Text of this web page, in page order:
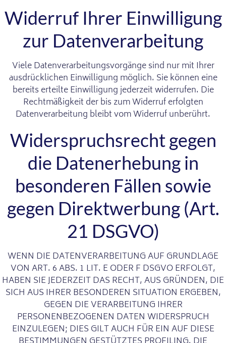
Widerruf Ihrer Einwilligung
zur Datenverarbeitung
Viele Datenverarbeitungsvorgänge sind nur mit Ihrer
ausdrücklichen Einwilligung möglich. Sie können eine
bereits erteilte Einwilligung jederzeit widerrufen. Die
Rechtmäßigkeit der bis zum Widerruf erfolgten
Datenverarbeitung bleibt vom Widerruf unberührt.
Widerspruchsrecht gegen
die Datenerhebung in
besonderen Fällen sowie
gegen Direktwerbung (Art.
21 DSGVO)
WENN DIE DATENVERARBEITUNG AUF GRUNDLAGE
VON ART. 6 ABS. 1 LIT. E ODER F DSGVO ERFOLGT,
HABEN SIE JEDERZEIT DAS RECHT, AUS GRÜNDEN, DIE
SICH AUS IHRER BESONDEREN SITUATION ERGEBEN,
GEGEN DIE VERARBEITUNG IHRER
PERSONENBEZOGENEN DATEN WIDERSPRUCH
EINZULEGEN; DIES GILT AUCH FÜR EIN AUF DIESE